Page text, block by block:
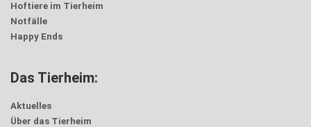
Hoftiere im Tierheim
Notfälle
Happy Ends
Das Tierheim:
Aktuelles
Über das Tierheim